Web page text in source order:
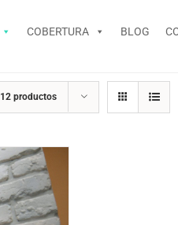
COBERTURA BLOG
12 productos